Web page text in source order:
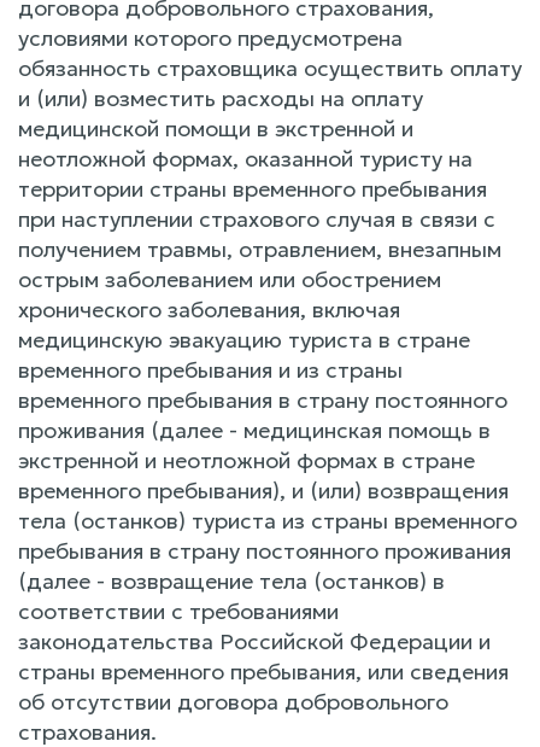
договора добровольного страхования,
условиями которого предусмотрена
обязанность страховщика осуществить оплату
и (или) возместить расходы на оплату
медицинской помощи в экстренной и
неотложной формах, оказанной туристу на
территории страны временного пребывания
при наступлении страхового случая в связи с
получением травмы, отравлением, внезапным
острым заболеванием или обострением
хронического заболевания, включая
медицинскую эвакуацию туриста в стране
временного пребывания и из страны
временного пребывания в страну постоянного
проживания (далее - медицинская помощь в
экстренной и неотложной формах в стране
временного пребывания), и (или) возвращения
тела (останков) туриста из страны временного
пребывания в страну постоянного проживания
(далее - возвращение тела (останков) в
соответствии с требованиями
законодательства Российской Федерации и
страны временного пребывания, или сведения
об отсутствии договора добровольного
страхования.